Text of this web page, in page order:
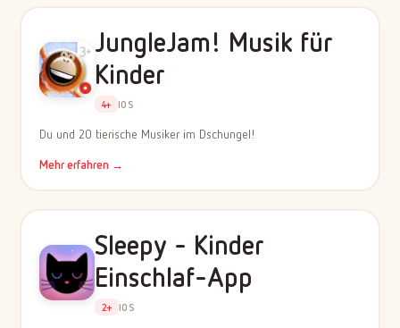
JungleJam! Musik für
Kinder
4+ IOS
Du und 20 tierische Musiker im Dschungel!
Mehr erfahren →
Sleepy - Kinder
Einschlaf-App
2+ IOS